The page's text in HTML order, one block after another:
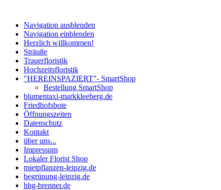
Navigation ausblenden
Navigation einblenden
Herzlich willkommen!
Sträuße
Trauerfloristik
Hochzeitsfloristik
"HEREINSPAZIERT"- SmartShop
Bestellung SmartShop
blumentaxi-markkleeberg.de
Friedhofsbote
Öffnungszeiten
Datenschutz
Kontakt
über uns...
Impressum
Lokaler Florist Shop
mietpflanzen-leipzig.de
begrünung-leipzig.de
hhg-brenner.de